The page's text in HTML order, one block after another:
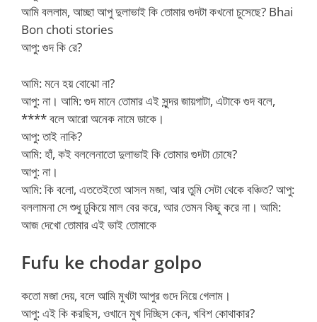
আমি বললাম, আচ্ছা আপু দুলাভাই কি তোমার গুদটা কখনো চুসেছে? Bhai
Bon choti stories
আপু: গুদ কি রে?
আমি: মনে হয় বোঝো না?
আপু: না। আমি: গুদ মানে তোমার এই সুন্দর জায়গাটা, এটাকে গুদ বলে,
**** বলে আরো অনেক নামে ডাকে।
আপু: তাই নাকি?
আমি: হাঁ, কই বললেনাতো দুলাভাই কি তোমার গুদটা চোষে?
আপু: না।
আমি: কি বলো, এততেইতো আসল মজা, আর তুমি সেটা থেকে বঞ্চিত? আপু:
বললামনা সে শুধু ঢুকিয়ে মাল বের করে, আর তেমন কিছু করে না। আমি:
আজ দেখো তোমার এই ভাই তোমাকে
Fufu ke chodar golpo
কতো মজা দেয়, বলে আমি মুখটা আপুর গুদে নিয়ে গেলাম।
আপু: এই কি করছিস, ওখানে মুখ দিচ্ছিস কেন, খবিশ কোথাকার?